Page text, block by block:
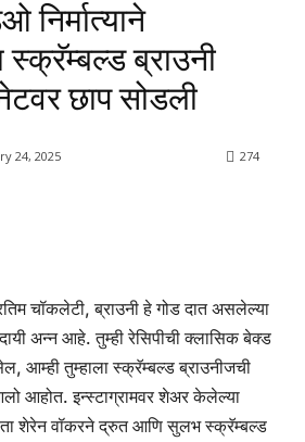
निर्मात्याने
ब्राउनी
छाप सोडली
24, 2025 274
चॉकलेटी, ब्राउनी हे गोड दात असलेल्या
अन्न आहे. तुम्ही रेसिपीची क्लासिक बेक्ड
आम्ही तुम्हाला स्क्रॅम्बल्ड ब्राउनीजची
आहोत. इन्स्टाग्रामवर शेअर केलेल्या
शेरेन वॉकरने द्रुत आणि सुलभ स्क्रॅम्बल्ड